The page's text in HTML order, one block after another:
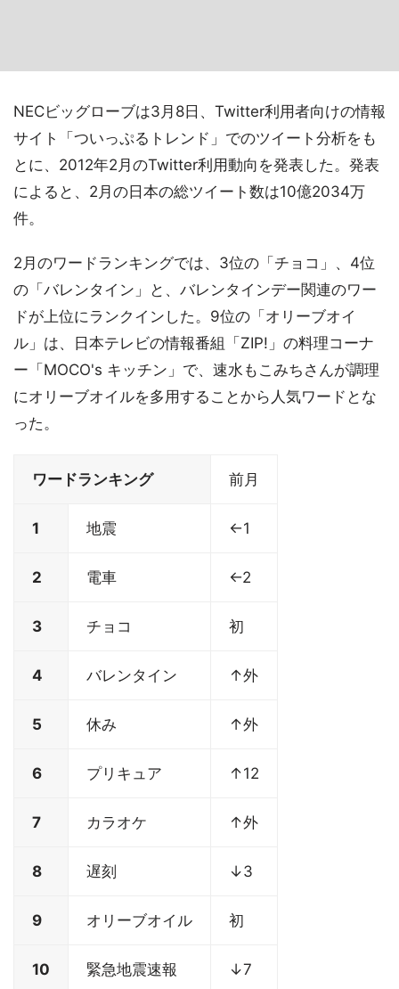
NECビッグローブは3月8日、Twitter利用者向けの情報
サイト「ついっぷるトレンド」でのツイート分析をも
とに、2012年2月のTwitter利用動向を発表した。発表
によると、2月の日本の総ツイート数は10億2034万
件。
2月のワードランキングでは、3位の「チョコ」、4位
の「バレンタイン」と、バレンタインデー関連のワー
ドが上位にランクインした。9位の「オリーブオイ
ル」は、日本テレビの情報番組「ZIP!」の料理コーナ
ー「MOCO's キッチン」で、速水もこみちさんが調理
にオリーブオイルを多用することから人気ワードとな
った。
ワードランキング 前月
1 地震 ←1
2 電車 ←2
3 チョコ 初
4 バレンタイン ↑外
5 休み ↑外
6 プリキュア ↑12
7 カラオケ ↑外
8 遅刻 ↓3
9 オリーブオイル 初
10 緊急地震速報 ↓7